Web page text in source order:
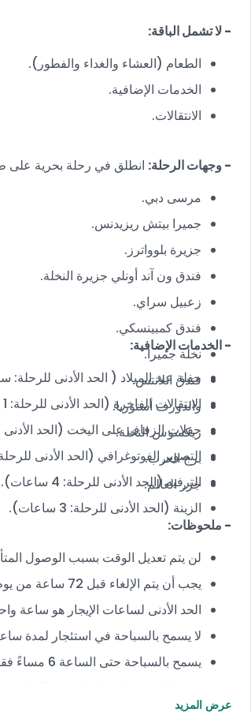
- لا تشمل الباقة:
الطعام (العشاء والغداء والفطور).
الخدمات الإضافية.
الانتقالات.
- وجهات الرحلة: انطلق في رحلة بحرية على
مرسى دبي.
جميرا بيتش ريزيدنس.
جزيرة بلوواترز.
فندق ون آند أونلي جزيرة النخلة.
زعبيل سراي.
فندق كمبينسكي.
نخلة جميرا.
فندق اتلانتس.
والدورف أستوريا.
ريكسوس النخلة.
برج العرب.
جزر العالم.
- الخدمات الإضافية:
حفلة عيد الميلاد ( الحد الأدنى للرحلة:
الانتقالات الفاخرة (الحد الأدنى للرحلة: 1 ساعة).
حفلات الزفاف على اليخت (الحد الأدنى للرحلة:
التصوير الفوتوغرافي (الحد الأدنى للرحلة: 3
الترفيه (الحد الأدنى للرحلة: 4 ساعات).
الزينة (الحد الأدنى للرحلة: 3 ساعات).
- ملحوظات:
لن يتم تعديل الوقت بسبب الوصول
يجب أن يتم الإلغاء قبل 72 ساعة من يوم الرحلة.
الحد الأدنى لساعات الإيجار هو ساعة
لا يسمح بالسباحة في استئجار لمدة
يسمح بالسباحة حتى الساعة 6 مساءً فقط.
يمكن للضيوف إحضار طعامهم الخاص.
عرض المزيد